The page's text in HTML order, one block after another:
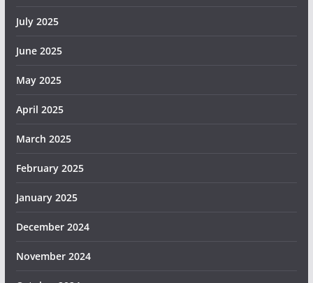
July 2025
June 2025
May 2025
April 2025
March 2025
February 2025
January 2025
December 2024
November 2024